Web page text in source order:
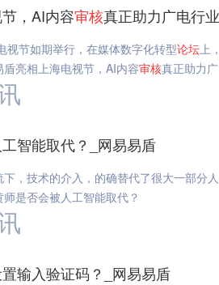
，AI内容审核真正助力广电行
视节如期举行，在媒体数字化转型论坛上
亮相上海电视节，AI内容审核真正助力
智能取代？_网易易盾
，技术的介入，的确替代了很大一部分
是否会被人工智能取代？
输入验证码？_网易易盾